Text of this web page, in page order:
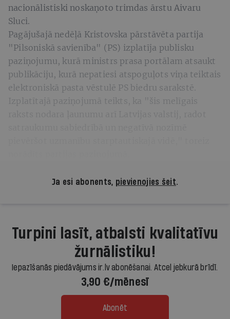
nacionālistiski noskaņoto trimdas ārstu Aivaru
Sluci.
Pagājušajā nedēļā Kristovska pārstāvēta partija
"Pilsoniskā savienība" (PS) izplatīja publisku
paziņojumu, kurā ministrs prasa portālam atsaukt
publikāciju, kurā nepatiesi atspoguļots viņa teiktais
elektroniskā pasta vēstulē PS biedru sarakstē.
Izplatītajā paziņojumā teikts, ka "šis melīgais
Ja esi abonents, pievienojies šeit.
Turpini lasīt, atbalsti kvalitatīvu
žurnālistiku!
Iepazīšanās piedāvājums ir.lv abonēšanai. Atcel jebkurā brīdī.
3,90 €/mēnesī
Abonēt